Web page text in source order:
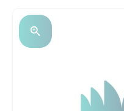
zoom_in